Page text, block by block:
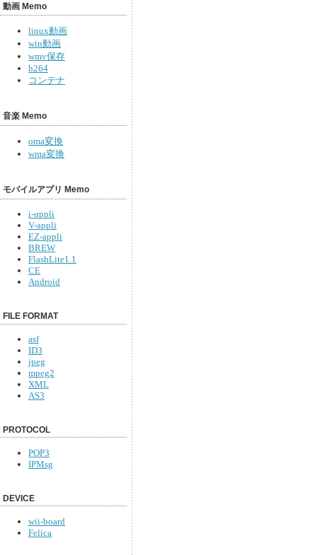
動画 Memo
linux動画
win動画
wmv保存
h264
コンテナ
音楽 Memo
oma変換
wma変換
モバイルアプリ Memo
i-αppli
V-appli
EZ-appli
BREW
FlashLite1.1
CE
Android
FILE FORMAT
asf
ID3
jpeg
mpeg2
XML
AS3
PROTOCOL
POP3
IPMsg
DEVICE
wii-board
Felica